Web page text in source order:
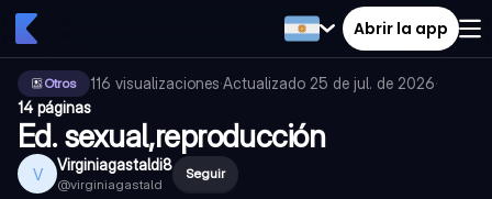
Abrir la app
Otros 116 visualizaciones·Actualizado 25 de jul. de 2026·
14 páginas
Ed. sexual,reproducción
V Virginiagastaldi8
@virginiagastald
Seguir